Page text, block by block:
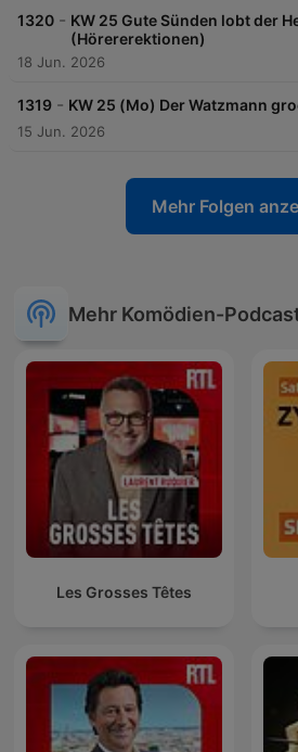
1320 - KW 25 Gute Sünden lobt der
(Hörererektionen)
18 Jun. 2026
1319 - KW 25 (Mo) Der Watzmann
15 Jun. 2026
Mehr Folgen
Mehr Komödien-
Les Grosses Têtes